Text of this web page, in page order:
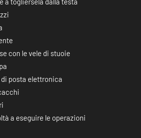
con le vele di stuoie
posta elettronica
a eseguire le operazioni